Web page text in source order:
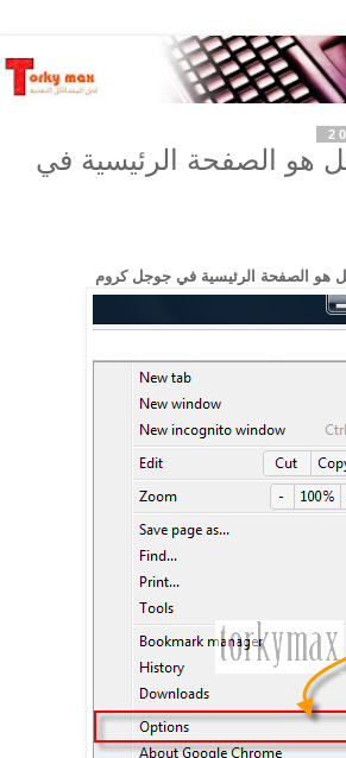
الصفحة الرئيسية في
الصفحة الرئيسية في جوجل كروم